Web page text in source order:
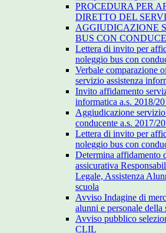
PROCEDURA PER
DIRETTO DEL
AGGIUDICAZIONE
BUS CON
Lettera di invito per
noleggio bus con
Verbale comparazione
servizio assistenza
Invito affidamento
informatica a.s. 2018/
Aggiudicazione
conducente a.s. 2017/
Lettera di invito per
noleggio bus con
Determina affidamento
assicurativa
Legale, Assistenza
scuola
Avviso Indagine di
alunni e personale della
Avviso pubblico
CLIL